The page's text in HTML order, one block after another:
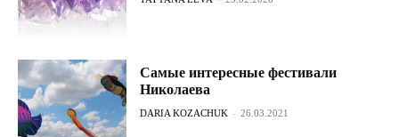
Самые интересные фестивали
Николаева
DARIA KOZACHUK - 26.03.2021